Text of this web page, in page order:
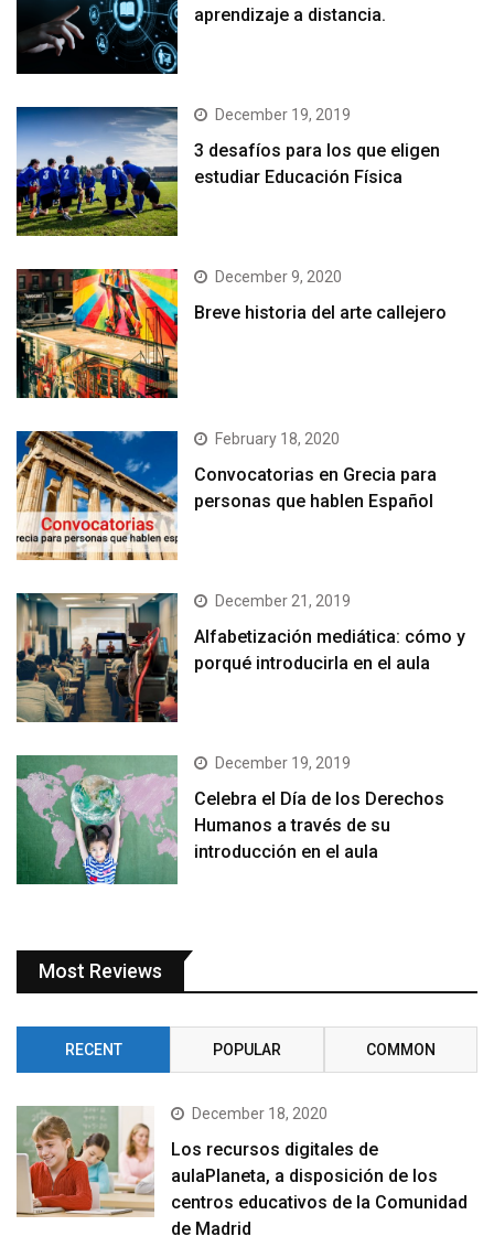
aprendizaje a distancia.
December 19, 2019
3 desafíos para los que eligen
estudiar Educación Física
December 9, 2020
Breve historia del arte callejero
February 18, 2020
Convocatorias en Grecia para
personas que hablen Español
December 21, 2019
Alfabetización mediática: cómo y
porqué introducirla en el aula
December 19, 2019
Celebra el Día de los Derechos
Humanos a través de su
introducción en el aula
Most Reviews
RECENT POPULAR COMMON
December 18, 2020
Los recursos digitales de
aulaPlaneta, a disposición de los
centros educativos de la Comunidad
de Madrid